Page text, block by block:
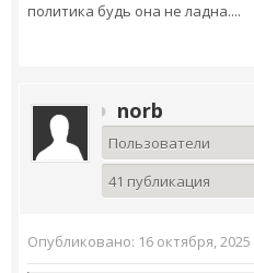
политика будь она не ладна....
norb
Пользователи
41 публикация
Опубликовано: 16 октября, 2025